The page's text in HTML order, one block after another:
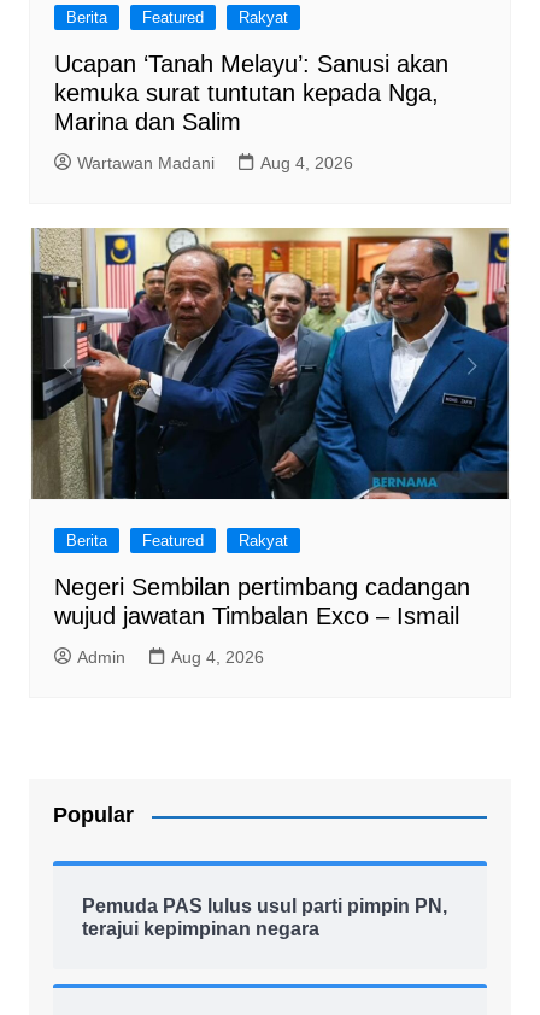
Berita Featured Rakyat
Ucapan ‘Tanah Melayu’: Sanusi akan
kemuka surat tuntutan kepada Nga,
Marina dan Salim
Wartawan Madani Aug 4, 2026
Berita Featured Rakyat
Negeri Sembilan pertimbang cadangan
wujud jawatan Timbalan Exco – Ismail
Admin Aug 4, 2026
Popular
Pemuda PAS lulus usul parti pimpin PN,
terajui kepimpinan negara